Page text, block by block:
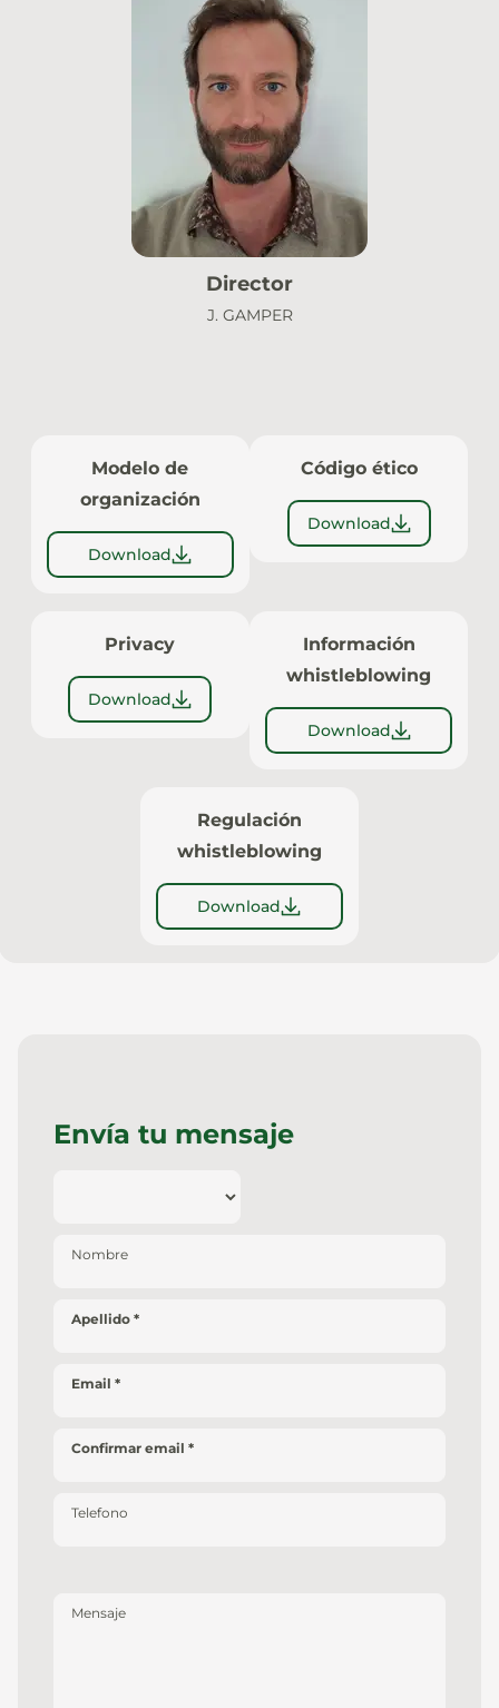
Director
J. GAMPER
Modelo de
organización
Download
Código ético
Download
Privacy
Download
Información
whistleblowing
Download
Regulación
whistleblowing
Download
Envía tu mensaje
Nombre
Apellido
Email
Confirmar email
Telefono
Mensaje